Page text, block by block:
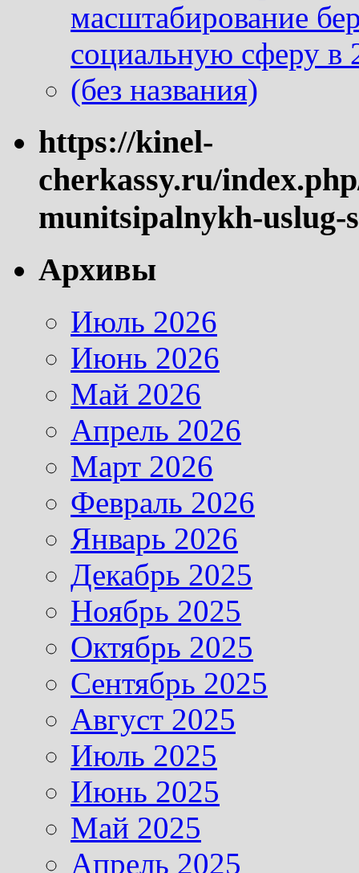
масштабирование
социальную сферу в
(без названия)
https://kinel-
cherkassy.ru/
munitsipalnykh-uslug-
Архивы
Июль 2026
Июнь 2026
Май 2026
Апрель 2026
Март 2026
Февраль 2026
Январь 2026
Декабрь 2025
Ноябрь 2025
Октябрь 2025
Сентябрь 2025
Август 2025
Июль 2025
Июнь 2025
Май 2025
Апрель 2025